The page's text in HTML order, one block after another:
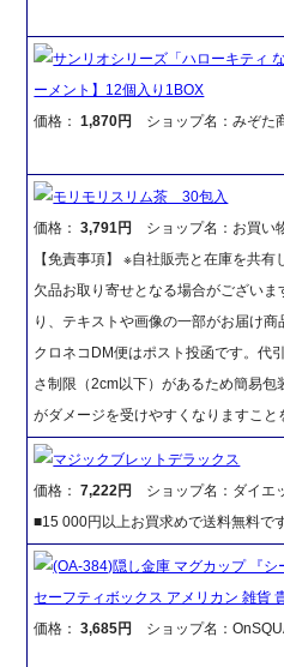
サンリオシリーズ「ハローキティ
ーメント】12個入り1BOX
価格：1,870円 ショップ名：みぞた
モリモリスリム茶 30包入
価格：3,791円
ショップ名：お買い
【免責事項】 ※自社販売と在庫を共
欠品お取り寄せとなる場合がござい
り、テキストや画像の一部がお届け
クロネコDM便はポスト投函です。代
さ制限（2cm以下）があるため簡易
がダメージを受けやすくなりますこと
マジックブレットデラックス
価格：7,222円
ショップ名：ダイエ
■15 000円以上お買求めで送料無料です
(OA-384)隠し金庫 マグカップ 『シ
セーフティボックス アメリカン 雑貨
価格：3,685円 ショップ名：